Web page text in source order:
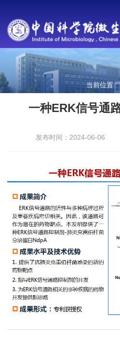
当前位置 :
一种ERK信号通
发布时间：2024-06-06